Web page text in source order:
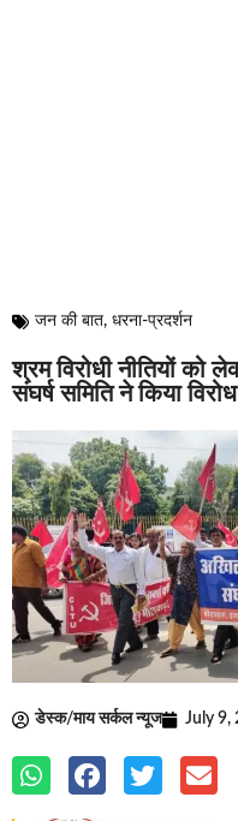
जन की बात, धरना-प्रदर्शन
श्रम विरोधी नीतियों
संघर्ष समिति ने किया
डेस्क/माय सर्कल न्यूज July 9,